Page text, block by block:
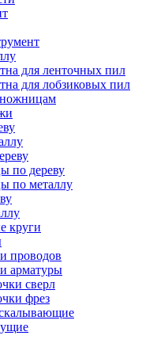
для ленточных пил
для лобзиковых пил
по дереву
по металлу
круги
проводов
арматуры
сверл
фрез